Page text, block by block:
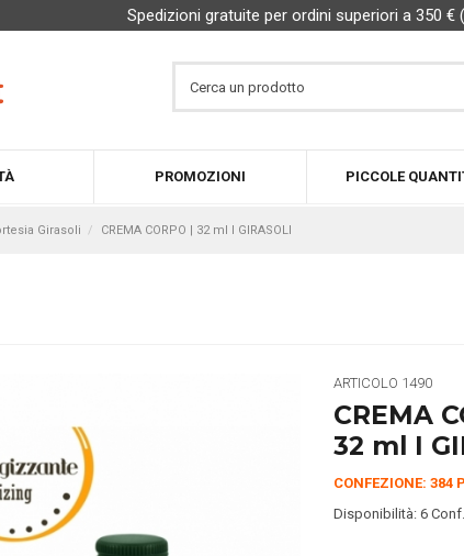
Spedizioni gratuite per ordini superiori a 350
PROMOZIONI PICCOLE
Girasoli CREMA CORPO | 32 ml I GIRASOLI
ARTICOLO 1490
CREMA
32 ml I
CONFEZIONE: 384
Disponibilità: 6